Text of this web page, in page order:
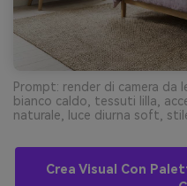
Prompt: render di camera da
bianco caldo, tessuti lilla,
naturale, luce diurna soft,
Crea Visual Con